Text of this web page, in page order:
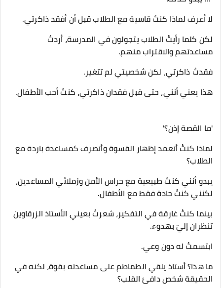
لا أعرف لماذا كنتُ قاسية مع الطلاب قبل أن أفقد ذاكرتي.
لكن كلما رأيتُ الطلاب يتجولون في المدرسة، أردتُ
مساعدتهم والاقتراب منهم.
فقدتُ ذاكرتي، لكن شخصيتي لم تتغير.
هذا يعني أنني، حتى قبل فقدان ذاكرتي، كنتُ أحب الأطفال.
'ما القصة إذن؟'
لماذا كنتُ أتعمد إظهار القسوة وأتصرف كمساعدة باردة مع
الطلاب؟
يبدو أنني كنتُ طبيعية مع حراس الأمن وزملائي المساعدين،
لكنني كنتُ حادة فقط مع الأطفال.
بينما كنتُ غارقة في التفكير، شعرتُ بعيني الأستاذ الزرقاوين
تنظران إليّ بهدوء.
ابتسمتُ له دون وعي.
ما هذا؟ أستاذ يلقي الطماطم على مساعدته بقوة، لكنه في
الحقيقة شخص دافئ القلب؟